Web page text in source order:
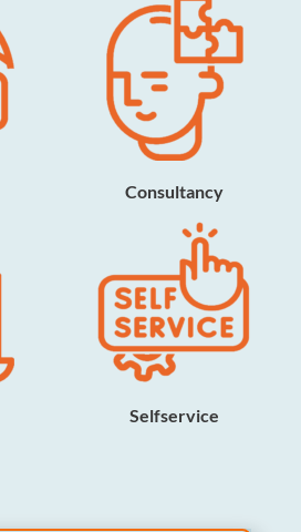
Consultancy
Selfservice